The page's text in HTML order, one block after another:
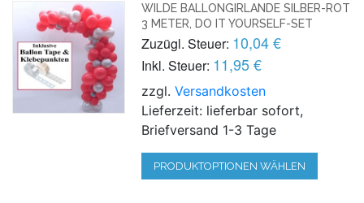
WILDE BALLONGIRLANDE SILBER-ROT
3 METER, DO IT YOURSELF-SET
Zuzügl. Steuer: 10,04 €
Inkl. Steuer: 11,95 €
zzgl.Versandkosten
Lieferzeit: lieferbar sofort,
Briefversand 1-3 Tage
PRODUKTOPTIONEN WÄHLEN